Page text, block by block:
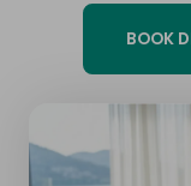
BOOK